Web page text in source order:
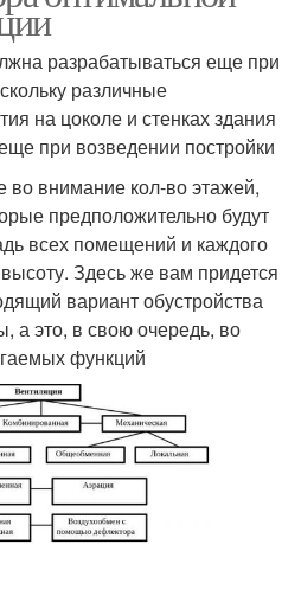
разрабатываться еще при
различные
на цоколе и стенках здания
при возведении постройки
во внимание кол-во этажей,
предположительно будут
всех помещений и каждого
Здесь же вам придется
вариант обустройства
а это, в свою очередь, во
функций